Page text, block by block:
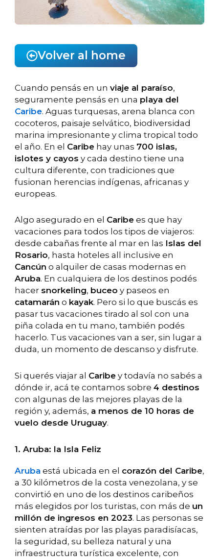
Volver al home
Cuando pensás en un viaje al paraíso,
seguramente pensás en una playa del
Caribe. Aguas turquesas, arena blanca con
cocoteros, paisaje selvático, biodiversidad
marina impresionante y clima tropical todo
el año. En el Caribe hay unas 700 islas,
islotes y cayos y cada destino tiene una
cultura diferente, con tradiciones que
fusionan herencias indígenas, africanas y
europeas.
Algo asegurado en el Caribe es que hay
vacaciones para todos los tipos de viajeros:
desde cabañas frente al mar en las Islas del
Rosario, hasta hoteles all inclusive en
Cancún o alquiler de casas modernas en
Aruba. En cualquiera de los destinos podés
hacer snorkeling, buceo y paseos en
catamarán o kayak. Pero si lo que buscás es
pasar tus vacaciones tirado al sol con una
piña colada en tu mano, también podés
hacerlo. Tus vacaciones van a ser, sin lugar a
duda, un momento de descanso y disfrute.
Si querés viajar al Caribe y todavía no sabés a
dónde ir, acá te contamos sobre 4 destinos
con algunas de las mejores playas de la
región y, además, a menos de 10 horas de
vuelo desde Uruguay.
1. Aruba: la Isla Feliz
Aruba está ubicada en el corazón del Caribe,
a 30 kilómetros de la costa venezolana, y se
convirtió en uno de los destinos caribeños
más elegidos por los turistas, con más de un
millón de ingresos en 2023. Las personas se
sienten atraídas por las playas paradisíacas,
la seguridad, su belleza natural y una
infraestructura turística excelente, con